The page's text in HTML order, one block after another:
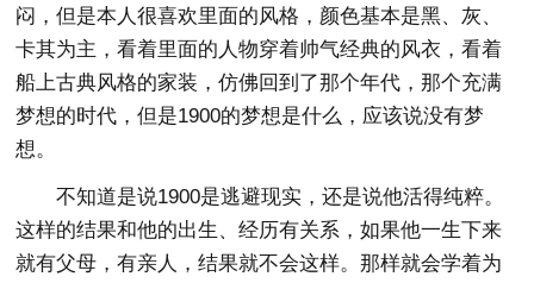
闷，但是本人很喜欢里面的风格，颜色基本是黑、灰、
卡其为主，看着里面的人物穿着帅气经典的风衣，看着
船上古典风格的家装，仿佛回到了那个年代，那个充满
梦想的时代，但是1900的梦想是什么，应该说没有梦
想。
不知道是说1900是逃避现实，还是说他活得纯粹。
这样的结果和他的出生、经历有关系，如果他一生下来
就有父母，有亲人，结果就不会这样。那样就会学着为